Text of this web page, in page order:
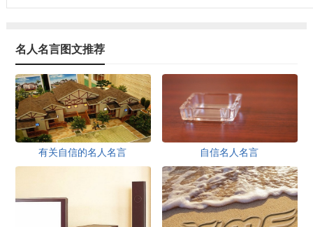
名人名言图文推荐
有关自信的名人名言 自信名人名言